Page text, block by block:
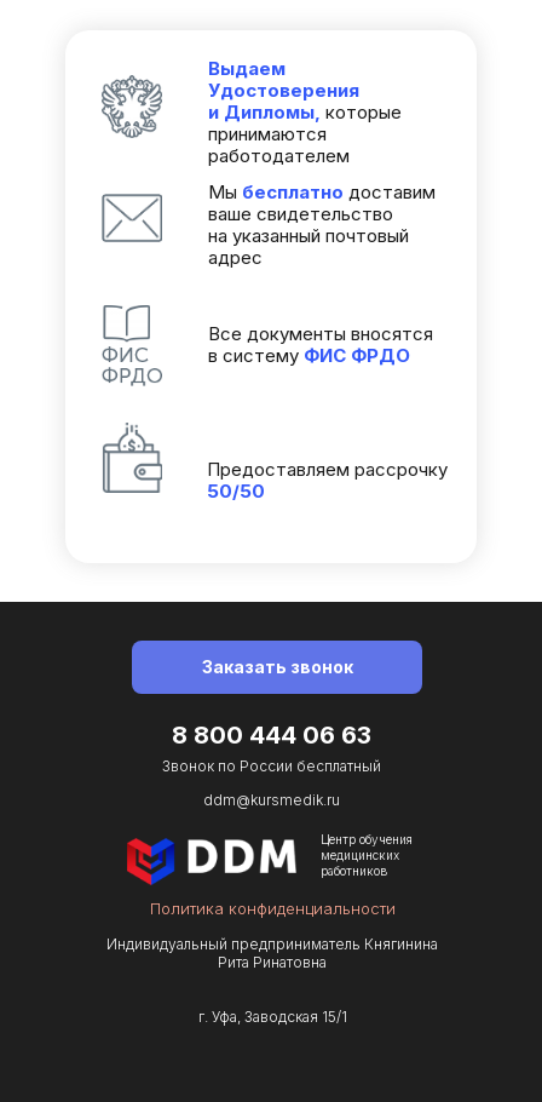
Все документы вносятся
в систему ФИС ФРДО
Мы бесплатно доставим
ваше свидетельство
на указанный почтовый
адрес
Предоставляем рассрочку
50/50
Выдаем
Удостоверения
и Дипломы, которые
принимаются
работодателем
8 800 444 06 63
Звонок по Роcсии бесплатный
Центр обучения
медицинских
работников
Политика конфиденциальности
ddm@kursmedik.ru
Индивидуальный предприниматель Княгинина
Рита Ринатовна
г. Уфа, Заводская 15/1
Заказать звонок